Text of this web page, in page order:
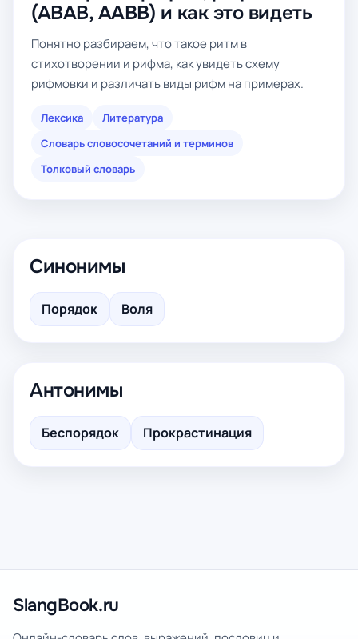
(ABAB, AABB) и как это видеть
Понятно разбираем, что такое ритм в
стихотворении и рифма, как увидеть схему
рифмовки и различать виды рифм на примерах.
Лексика
Литература
Словарь словосочетаний и терминов
Толковый словарь
Синонимы
Порядок Воля
Антонимы
Беспорядок Прокрастинация
SlangBook.ru